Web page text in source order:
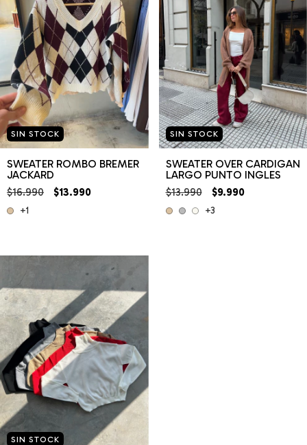
SIN STOCK
SWEATER ROMBO BREMER
JACKARD
$16.990 $13.990
+1
SIN STOCK
SWEATER OVER CARDIGAN
LARGO PUNTO INGLES
$13.990 $9.990
+3
SIN STOCK